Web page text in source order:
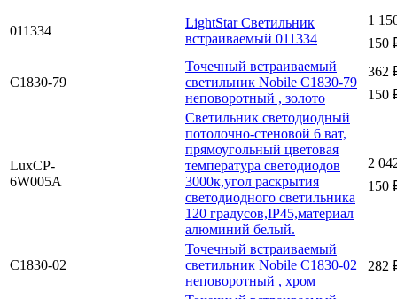
011334
LightStar Светильник
встраиваемый 011334
1
150
C1830-79
Точечный встраиваемый
светильник Nobile C1830-79
неповоротный , золото
362
150
LuxCP-
6W005A
Светильник светодиодный
потолочно-стеновой 6 ват,
прямоугольный цветовая
температура светодиодов
3000к,угол раскрытия
светодиодного светильника
120 градусов,IP45,материал
алюминий белый.
2
150
C1830-02
Точечный встраиваемый
светильник Nobile C1830-02
неповоротный , хром
282